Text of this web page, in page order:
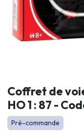
Coffret de
HO 1 : 87 -
Pré-commande